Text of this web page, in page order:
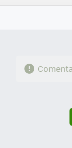
FACEBOOK
TWITTER